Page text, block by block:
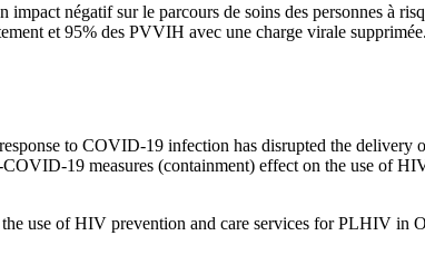
négatif sur le parcours de soins des personnes à
et 95% des PVVIH avec une charge virale supprimée.
to COVID-19 infection has disrupted the delivery
19 measures (containment) effect on the use of
use of HIV prevention and care services for PLHIV in